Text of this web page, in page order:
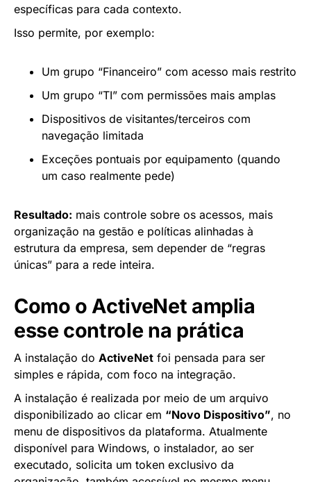
específicas para cada contexto.
Isso permite, por exemplo:
Um grupo “Financeiro” com acesso mais restrito
Um grupo “TI” com permissões mais amplas
Dispositivos de visitantes/terceiros com
navegação limitada
Exceções pontuais por equipamento (quando
um caso realmente pede)
Resultado: mais controle sobre os acessos, mais
organização na gestão e políticas alinhadas à
estrutura da empresa, sem depender de “regras
únicas” para a rede inteira.
Como o ActiveNet amplia
esse controle na prática
A instalação do ActiveNet foi pensada para ser
simples e rápida, com foco na integração.
A instalação é realizada por meio de um arquivo
disponibilizado ao clicar em “Novo Dispositivo”, no
menu de dispositivos da plataforma. Atualmente
disponível para Windows, o instalador, ao ser
executado, solicita um token exclusivo da